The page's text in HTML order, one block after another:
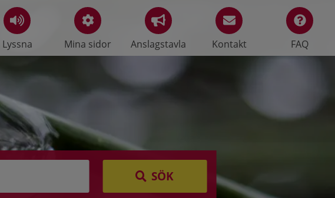
Lyssna Mina sidor Anslagstavla Kontakt FAQ
SÖK